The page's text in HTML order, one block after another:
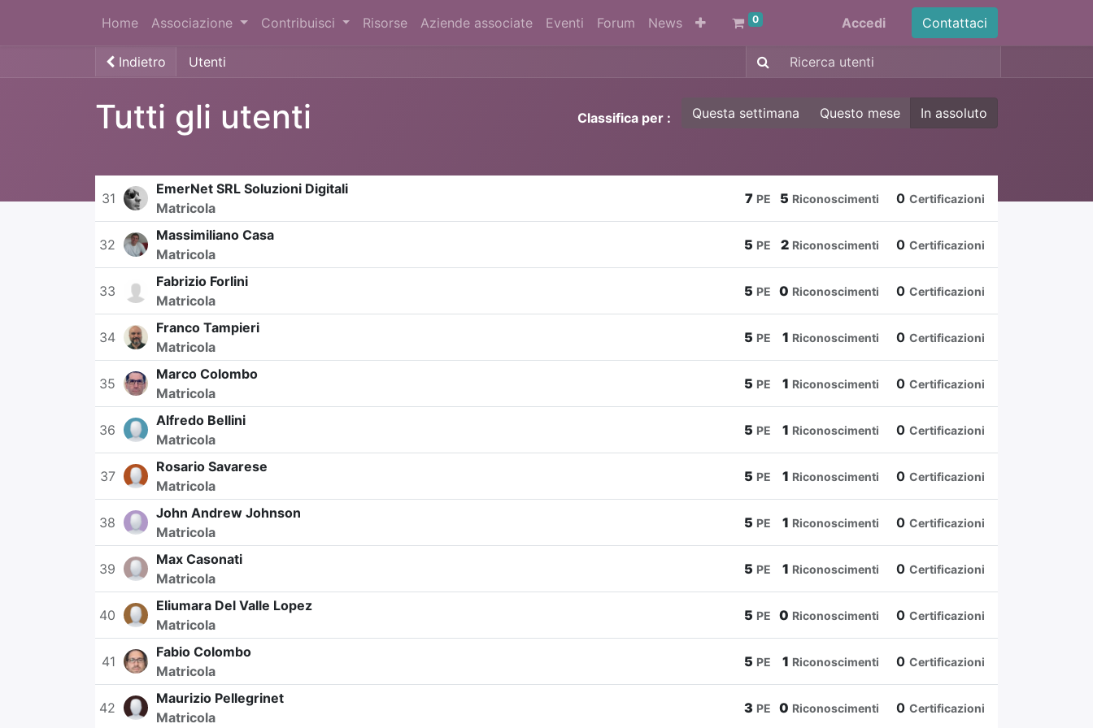
Home Associazione Contribuisci Risorse Aziende associate Eventi Forum News 0 Accedi Contattaci
Indietro Utenti
Tutti gli utenti Classifica per : Questa settimana Questo mese In assoluto
31
EmerNet SRL Soluzioni Digitali
Matricola
7 PE 5 Riconoscimenti 0 Certificazioni
32
Massimiliano Casa
Matricola
5 PE 2 Riconoscimenti 0 Certificazioni
33
Fabrizio Forlini
Matricola
5 PE 0 Riconoscimenti 0 Certificazioni
34
Franco Tampieri
Matricola
5 PE 1 Riconoscimenti 0 Certificazioni
35
Marco Colombo
Matricola
5 PE 1 Riconoscimenti 0 Certificazioni
36
Alfredo Bellini
Matricola
5 PE 1 Riconoscimenti 0 Certificazioni
37
Rosario Savarese
Matricola
5 PE 1 Riconoscimenti 0 Certificazioni
38
John Andrew Johnson
Matricola
5 PE 1 Riconoscimenti 0 Certificazioni
39
Max Casonati
Matricola
5 PE 1 Riconoscimenti 0 Certificazioni
40
Eliumara Del Valle Lopez
Matricola
5 PE 0 Riconoscimenti 0 Certificazioni
41
Fabio Colombo
Matricola
5 PE 1 Riconoscimenti 0 Certificazioni
42
Maurizio Pellegrinet
Matricola
3 PE 0 Riconoscimenti 0 Certificazioni